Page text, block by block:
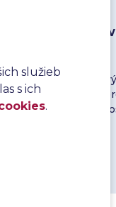
testing
plánu testovania
aplikácií, vďaka
testovanie
služieb
s ich
.